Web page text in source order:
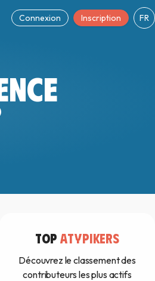
Connexion Inscription FR
TOP ATYPIKERS
Découvrez le classement des
contributeurs les plus actifs